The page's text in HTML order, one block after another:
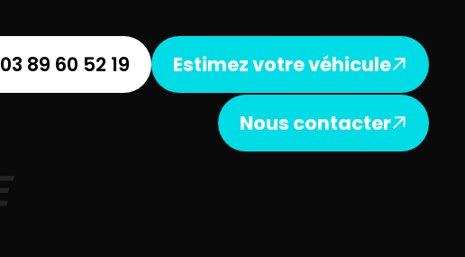
03 89 60 52 19 Estimez votre véhicule
Nous contacter